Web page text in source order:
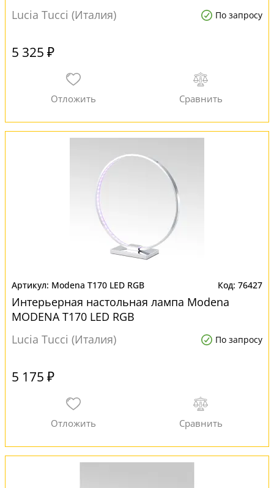
Lucia Tucci (Италия) По запросу
5 325 ₽
Modena T170 LED RGB 76427
Интерьерная настольная лампа Modena
MODENA T170 LED RGB
Lucia Tucci (Италия)
По запросу
5 175 ₽